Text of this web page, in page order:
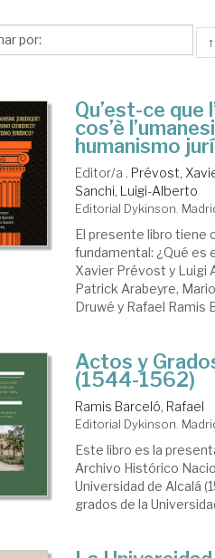
↑
Qu’est-ce que
cos’è
humanismo
Editor/a . Prévost,
Sanchi, Luigi-Alberto
Editorial Dykinson.
El presente libro tiene
fundamental: ¿Qué es
Xavier Prévost y Luigi
Patrick Arabeyre,
Druwé y Rafael Ramis
Actos y
(1544-1562)
Ramis Barceló, Rafael
Editorial Dykinson.
Este libro es la
Archivo Histórico
Universidad de Alcalá
grados de la